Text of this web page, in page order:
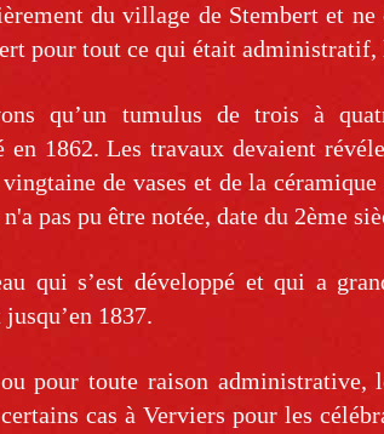
du village de Stembert et
pour tout ce qui était
qu’un tumulus de trois à
1862. Les travaux devaient
de vases et de la
pas pu être notée, date du 2ème
qui s’est développé et qui a
1837.
pour toute raison administrative,
cas à Verviers pour les